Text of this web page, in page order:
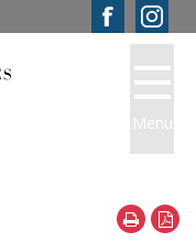
Menu